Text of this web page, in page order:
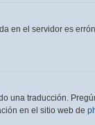
en el servidor es
una traducción.
en el sitio web de